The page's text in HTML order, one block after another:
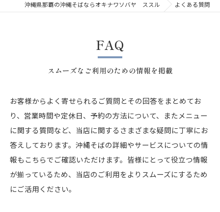
沖縄県那覇の沖縄そばならオキナワソバヤ ススル よくある質問
スムーズなご利用のための情報を掲載
FAQ
お客様からよく寄せられるご質問とその回答をまとめてお
り、営業時間や定休日、予約の方法について、またメニュー
に関する質問など、当店に関するさまざまな疑問に丁寧にお
答えしております。沖縄そばの詳細やサービスについての情
報もこちらでご確認いただけます。皆様にとって役立つ情報
が揃っているため、当店のご利用をよりスムーズにするため
にご活用ください。